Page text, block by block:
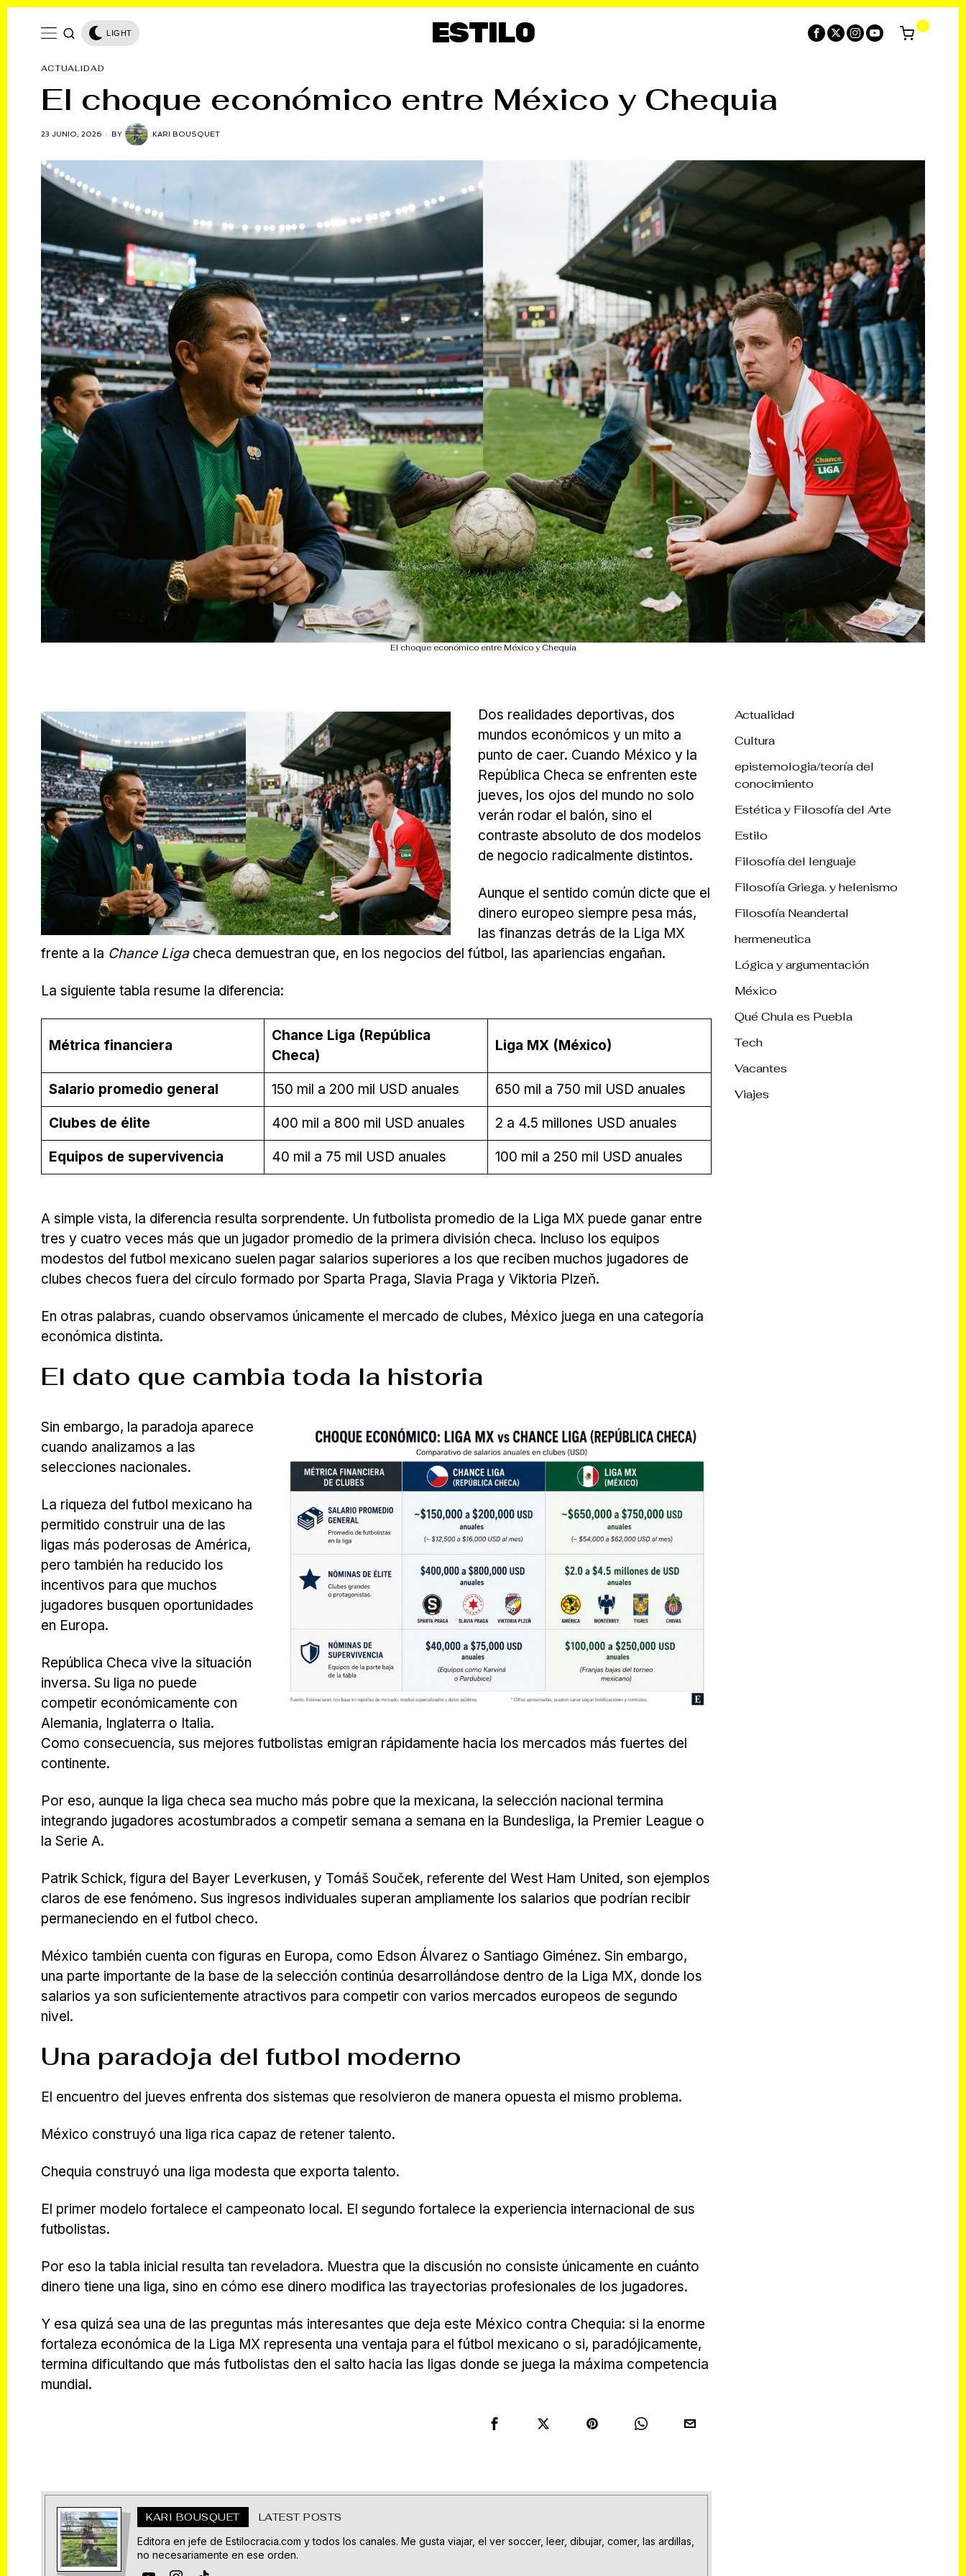
LIGHT ESTILO 0
ACTUALIDAD
El choque económico entre México y Chequia
23 JUNIO, 2026 BY KARI BOUSQUET
El choque económico entre México y Chequia
Dos realidades deportivas, dos
mundos económicos y un mito a
punto de caer. Cuando México y la
República Checa se enfrenten este
jueves, los ojos del mundo no solo
verán rodar el balón, sino el
contraste absoluto de dos modelos
de negocio radicalmente distintos.
Aunque el sentido común dicte que el
dinero europeo siempre pesa más,
las finanzas detrás de la Liga MX
frente a la Chance Liga checa demuestran que, en los negocios del fútbol, las apariencias engañan.
La siguiente tabla resume la diferencia:
Métrica financiera
Chance Liga (República
Checa)
Liga MX (México)
Salario promedio general 150 mil a 200 mil USD anuales 650 mil a 750 mil USD anuales
Clubes de élite 400 mil a 800 mil USD anuales 2 a 4.5 millones USD anuales
Equipos de supervivencia 40 mil a 75 mil USD anuales 100 mil a 250 mil USD anuales
A simple vista, la diferencia resulta sorprendente. Un futbolista promedio de la Liga MX puede ganar entre
tres y cuatro veces más que un jugador promedio de la primera división checa. Incluso los equipos
modestos del futbol mexicano suelen pagar salarios superiores a los que reciben muchos jugadores de
clubes checos fuera del círculo formado por Sparta Praga, Slavia Praga y Viktoria Plzeň.
En otras palabras, cuando observamos únicamente el mercado de clubes, México juega en una categoría
económica distinta.
El dato que cambia toda la historia
Sin embargo, la paradoja aparece
cuando analizamos a las
selecciones nacionales.
La riqueza del futbol mexicano ha
permitido construir una de las
ligas más poderosas de América,
pero también ha reducido los
incentivos para que muchos
jugadores busquen oportunidades
en Europa.
República Checa vive la situación
inversa. Su liga no puede
competir económicamente con
Alemania, Inglaterra o Italia.
Como consecuencia, sus mejores futbolistas emigran rápidamente hacia los mercados más fuertes del
continente.
Por eso, aunque la liga checa sea mucho más pobre que la mexicana, la selección nacional termina
integrando jugadores acostumbrados a competir semana a semana en la Bundesliga, la Premier League o
la Serie A.
Patrik Schick, figura del Bayer Leverkusen, y Tomáš Souček, referente del West Ham United, son ejemplos
claros de ese fenómeno. Sus ingresos individuales superan ampliamente los salarios que podrían recibir
permaneciendo en el futbol checo.
México también cuenta con figuras en Europa, como Edson Álvarez o Santiago Giménez. Sin embargo,
una parte importante de la base de la selección continúa desarrollándose dentro de la Liga MX, donde los
salarios ya son suficientemente atractivos para competir con varios mercados europeos de segundo
nivel.
Una paradoja del futbol moderno
El encuentro del jueves enfrenta dos sistemas que resolvieron de manera opuesta el mismo problema.
México construyó una liga rica capaz de retener talento.
Chequia construyó una liga modesta que exporta talento.
El primer modelo fortalece el campeonato local. El segundo fortalece la experiencia internacional de sus
futbolistas.
Por eso la tabla inicial resulta tan reveladora. Muestra que la discusión no consiste únicamente en cuánto
dinero tiene una liga, sino en cómo ese dinero modifica las trayectorias profesionales de los jugadores.
Y esa quizá sea una de las preguntas más interesantes que deja este México contra Chequia: si la enorme
fortaleza económica de la Liga MX representa una ventaja para el fútbol mexicano o si, paradójicamente,
termina dificultando que más futbolistas den el salto hacia las ligas donde se juega la máxima competencia
mundial.
KARI BOUSQUET LATEST POSTS
Editora en jefe de Estilocracia.com y todos los canales. Me gusta viajar, el ver soccer, leer, dibujar, comer, las ardillas,
no necesariamente en ese orden.
Actualidad
Cultura
epistemologia/teoría del
conocimiento
Estética y Filosofía del Arte
Estilo
Filosofía del lenguaje
Filosofía Griega. y helenismo
Filosofía Neandertal
hermeneutica
Lógica y argumentación
México
Qué Chula es Puebla
Tech
Vacantes
Viajes